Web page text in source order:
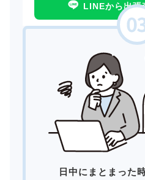
LINEから出張
日中にまとまった